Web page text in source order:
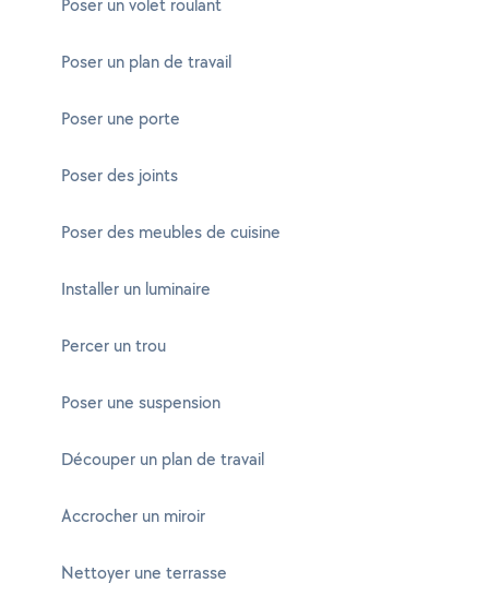
Poser un volet roulant
Poser un plan de travail
Poser une porte
Poser des joints
Poser des meubles de cuisine
Installer un luminaire
Percer un trou
Poser une suspension
Découper un plan de travail
Accrocher un miroir
Nettoyer une terrasse